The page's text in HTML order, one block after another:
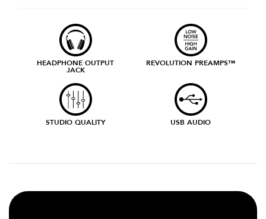
HEADPHONE OUTPUT
JACK
REVOLUTION PREAMPS™
STUDIO QUALITY USB AUDIO